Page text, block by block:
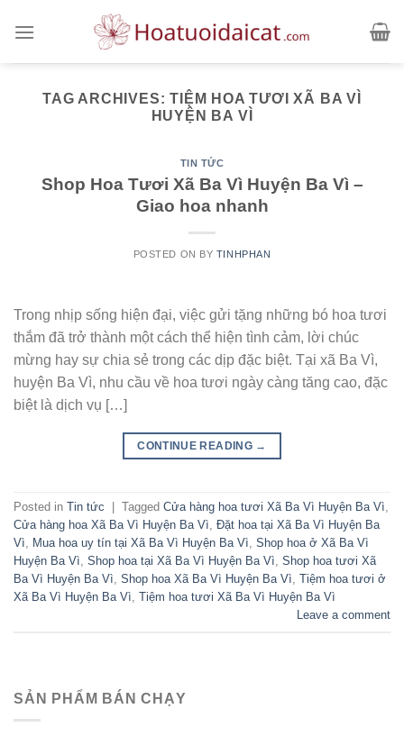
TAG ARCHIVES:TIỆM HOA TƯƠI XÃ BA VÌ
HUYỆN BA VÌ
TIN TỨC
Shop Hoa Tươi Xã Ba Vì Huyện Ba Vì –
Giao hoa nhanh
POSTED ON BY TINHPHAN
Trong nhịp sống hiện đại, việc gửi tặng những bó hoa tươi
thắm đã trở thành một cách thể hiện tình cảm, lời chúc
mừng hay sự chia sẻ trong các dịp đặc biệt. Tại xã Ba Vì,
huyện Ba Vì, nhu cầu về hoa tươi ngày càng tăng cao, đặc
biệt là dịch vụ […]
CONTINUE READING →
Posted in Tin tức Tagged Cửa hàng hoa tươi Xã Ba Vì Huyện Ba Vì
Cửa hàng hoa Xã Ba Vì Huyện Ba Vì Đặt hoa tại Xã Ba Vì Huyện Ba
Vì
Mua hoa uy tín tại Xã Ba Vì Huyện Ba Vì Shop hoa ở Xã Ba Vì
Huyện Ba Vì Shop hoa tại Xã Ba Vì Huyện Ba Vì Shop hoa tươi Xã
Ba Vì Huyện Ba Vì Shop hoa Xã Ba Vì Huyện Ba Vì Tiệm hoa tươi ở
Xã Ba Vì Huyện Ba Vì Tiệm hoa tươi Xã Ba Vì Huyện Ba Vì
Leave a comment
SẢN PHẨM BÁN CHẠY